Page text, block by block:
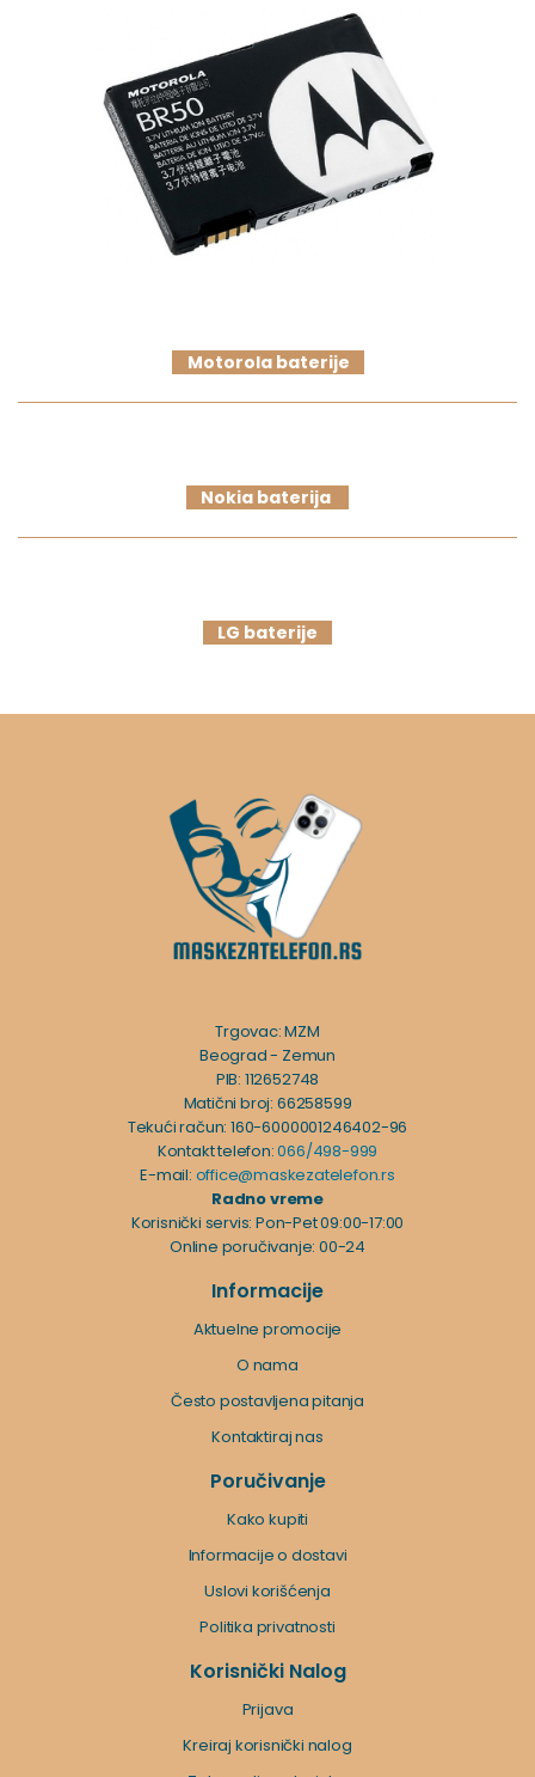
Motorola baterije
Nokia baterija
LG baterije
Trgovac: MZM
Beograd - Zemun
PIB: 112652748
Matični broj: 66258599
Tekući račun: 160-6000001246402-96
Kontakt telefon:066/498-999
E-mail: office@maskezatelefon.rs
Radno vreme
Korisnički servis: Pon-Pet 09:00-17:00
Online poručivanje: 00-24
Informacije
Aktuelne promocije
O nama
Često postavljena pitanja
Kontaktiraj nas
Poručivanje
Kako kupiti
Informacije o dostavi
Uslovi korišćenja
Politika privatnosti
Korisnički Nalog
Prijava
Kreiraj korisnički nalog